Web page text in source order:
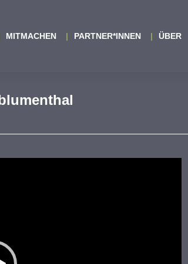
MITMACHEN PARTNER*INNEN ÜBER